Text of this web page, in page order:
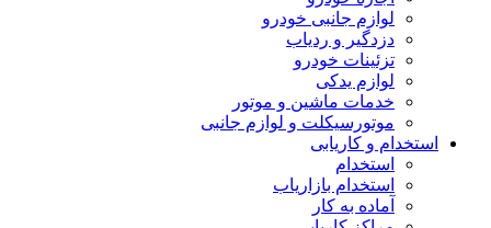
لوازم جانبی خودرو
دزدگیر و ردیاب
تزئینات خودرو
لوازم یدکی
خدمات ماشین و موتور
موتورسیکلت و لوازم جانبی
استخدام و کاریابی
استخدام
استخدام بازاریاب
آماده به کار